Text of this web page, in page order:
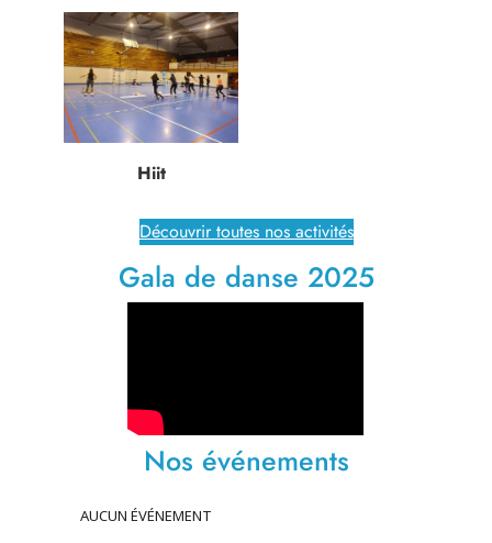
Hiit
Découvrir toutes nos activités
Gala de danse 2025
Nos événements
AUCUN ÉVÉNEMENT